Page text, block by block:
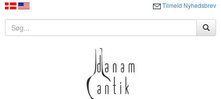
Tilmeld Nyhedsbrev